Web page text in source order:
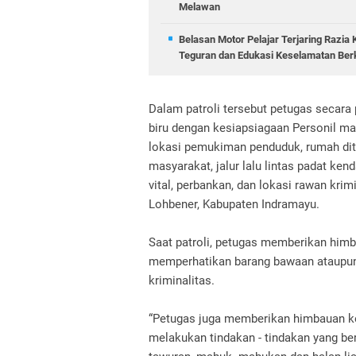
Melawan
Belasan Motor Pelajar Terjaring Razia
Teguran dan Edukasi Keselamatan
Dalam patroli tersebut petugas
biru dengan kesiapsiagaan Personil
lokasi pemukiman penduduk, rumah
masyarakat, jalur lalu lintas padat
vital, perbankan, dan lokasi rawan
Lohbener, Kabupaten Indramayu.
Saat patroli, petugas memberikan
memperhatikan barang bawaan
kriminalitas.
“Petugas juga memberikan himbauan
melakukan tindakan - tindakan yang